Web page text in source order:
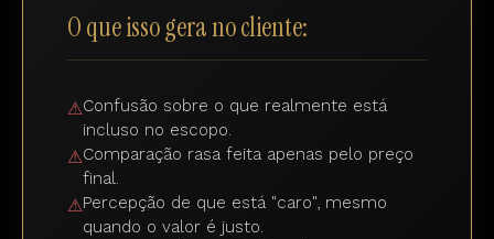
O que isso gera no cliente:
⚠Confusão sobre o que realmente está
incluso no escopo.
⚠Comparação rasa feita apenas pelo preço
final.
⚠Percepção de que está "caro", mesmo
quando o valor é justo.